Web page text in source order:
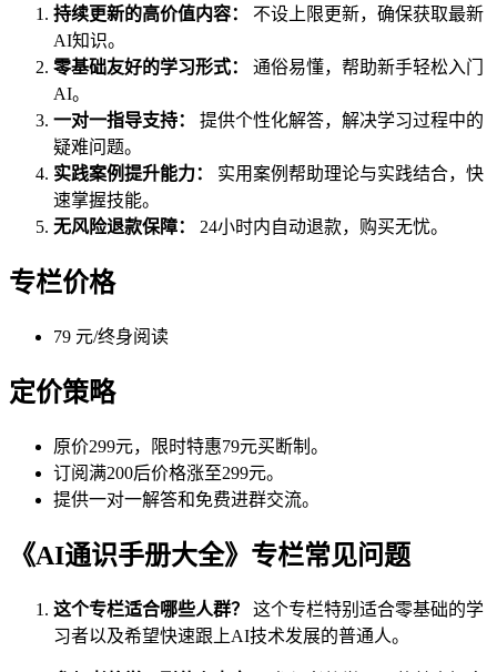
持续更新的高价值内容：
不设上限更新，确保获取最新
AI知识。
零基础友好的学习形式：
通俗易懂，帮助新手轻松入门
AI。
一对一指导支持：
提供个性化解答，解决学习过程中的
疑难问题。
实践案例提升能力：
实用案例帮助理论与实践结合，快
速掌握技能。
无风险退款保障：
24小时内自动退款，购买无忧。
专栏价格
79 元/终身阅读
定价策略
原价299元，限时特惠79元买断制。
订阅满200后价格涨至299元。
提供一对一解答和免费进群交流。
《AI通识手册大全》专栏常见问题
这个专栏适合哪些人群？
这个专栏特别适合零基础的学
习者以及希望快速跟上AI技术发展的普通人。